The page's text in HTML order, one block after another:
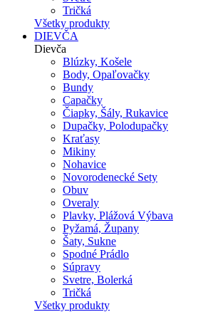
Tričká
Všetky produkty
DIEVČA
Dievča
Blúzky, Košele
Body, Opaľovačky
Bundy
Capačky
Čiapky, Šály, Rukavice
Dupačky, Polodupačky
Kraťasy
Mikiny
Nohavice
Novorodenecké Sety
Obuv
Overaly
Plavky, Plážová Výbava
Pyžamá, Župany
Šaty, Sukne
Spodné Prádlo
Súpravy
Svetre, Bolerká
Tričká
Všetky produkty